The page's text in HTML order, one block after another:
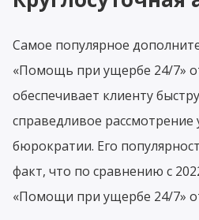
Самое популярное
«Помощь при ущербе 24/7»
обеспечивает клиенту
справедливое
бюрократии. Его
факт, что по сравнению с
«Помощи при ущербе 24/7»